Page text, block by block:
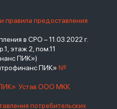
правила предоставления
в СРО – 11.03.2022 г.
этаж 2, пом.11
ПИК»)
ПИК» №
Устав ООО МКК
потребительских